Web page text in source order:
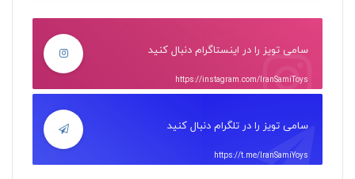
سامی تویز را در اینستاگرام دنبال کنید
https://instagram.com/IranSamiToys
سامی تویز را در تلگرام دنبال کنید
https://t.me/IranSamiYoys